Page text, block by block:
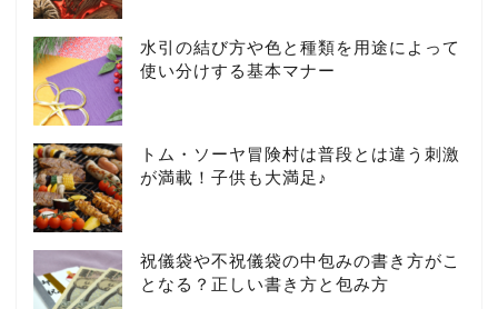
水引の結び方や色と種類を用途によって
使い分けする基本マナー
トム・ソーヤ冒険村は普段とは違う刺激
が満載！子供も大満足♪
祝儀袋や不祝儀袋の中包みの書き方がこ
となる？正しい書き方と包み方